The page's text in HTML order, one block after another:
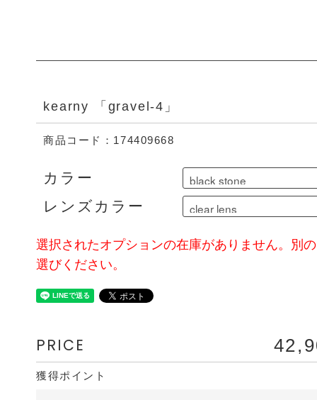
kearny 「gravel-4」
商品コード：174409668
カラー
レンズカラー
選択されたオプションの在庫がありません。別
選びください。
PRICE
獲得ポイント